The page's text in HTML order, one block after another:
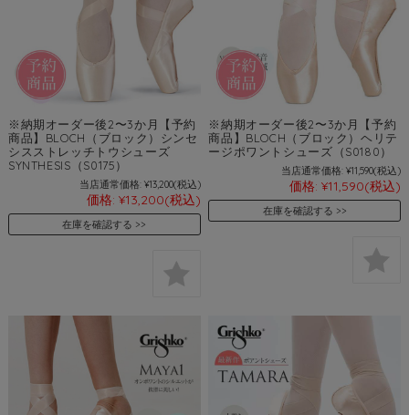
※納期オーダー後2〜3か月【予約
商品】BLOCH（ブロック）シンセ
シスストレッチトウシューズ
SYNTHESIS（S0175）
当店通常価格: ¥13,200(税込)
価格: ¥13,200(税込)
在庫を確認する
※納期オーダー後2〜3か月【予約
商品】BLOCH（ブロック）ヘリテ
ージポワントシューズ（S0180）
当店通常価格: ¥11,590(税込)
価格: ¥11,590(税込)
在庫を確認する